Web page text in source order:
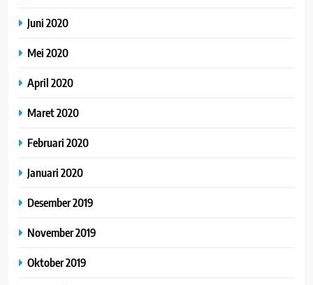
Juni 2020
Mei 2020
April 2020
Maret 2020
Februari 2020
Januari 2020
Desember 2019
November 2019
Oktober 2019